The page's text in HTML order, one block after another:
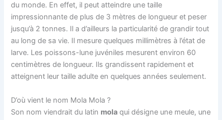
du monde. En effet, il peut atteindre une taille
impressionnante de plus de 3 mètres de longueur et peser
jusqu’à 2 tonnes. Il a d’ailleurs la particularité de grandir tout
au long de sa vie. Il mesure quelques millimètres à l’état de
larve. Les poissons-lune juvéniles mesurent environ 60
centimètres de longueur. Ils grandissent rapidement et
atteignent leur taille adulte en quelques années seulement.
D’où vient le nom Mola Mola ?
Son nom viendrait du latin mola qui désigne une meule, une